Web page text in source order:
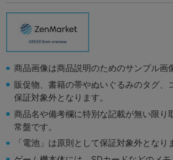
商品画像は商品説明のためのサンプル画
販促物、書籍の帯やぬいぐるみのタグ、
保証対象外となります。
商品名や備考欄に特別な記載が無い限り
常盤です。
「電池」は原則として保証対象外となり